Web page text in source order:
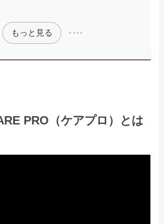
もっと見る
PRO（ケアプロ）とは